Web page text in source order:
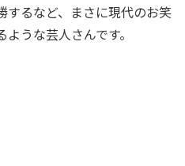
するなど、まさに現代のお笑
うな芸人さんです。